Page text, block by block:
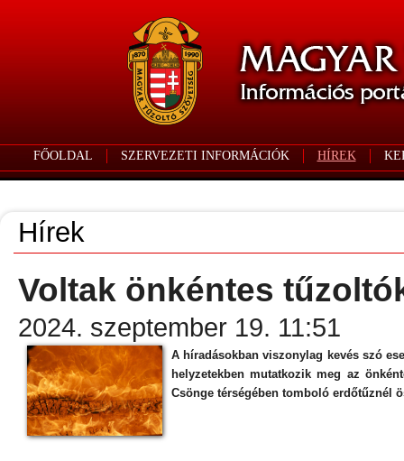
FŐOLDAL SZERVEZETI INFORMÁCIÓK HÍREK
Hírek
Voltak önkéntes
2024. szeptember 19. 11:51
A híradásokban viszonylag kevés szó
helyzetekben mutatkozik meg az
Csönge térségében tomboló erdőtűznél